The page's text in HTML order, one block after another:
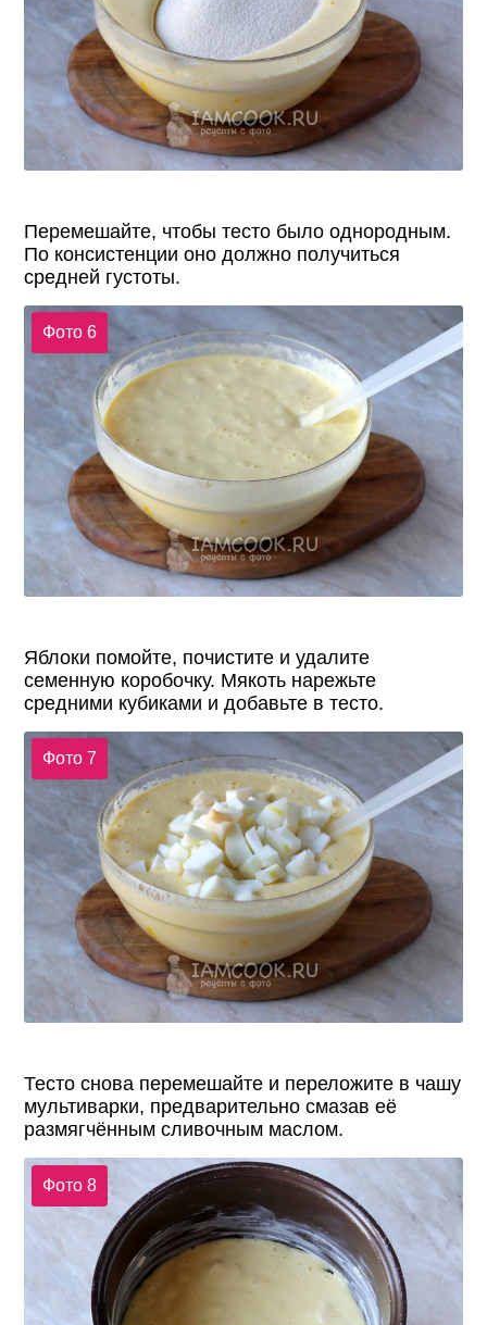
Перемешайте, чтобы тесто было однородным.
По консистенции оно должно получиться
средней густоты.
Фото 6
Яблоки помойте, почистите и удалите
семенную коробочку. Мякоть нарежьте
средними кубиками и добавьте в тесто.
Фото 7
Тесто снова перемешайте и переложите в чашу
мультиварки, предварительно смазав её
размягчённым сливочным маслом.
Фото 8